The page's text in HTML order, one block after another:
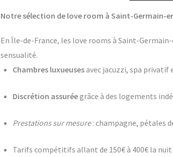
Notre sélection de love room à Saint-Germain-
En Île-de-France, les love rooms à Saint-
sensualité.
Chambres luxueusesavec jacuzzi, spa privatif
Discrétion assuréegrâce à des logements
Prestations sur mesure: champagne, pétales
Tarifs compétitifs allant de 150€ à 400€ la